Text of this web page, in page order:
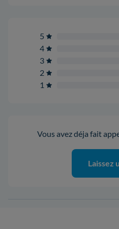
5
4
3
2
1
Vous avez déja fait
Laissez